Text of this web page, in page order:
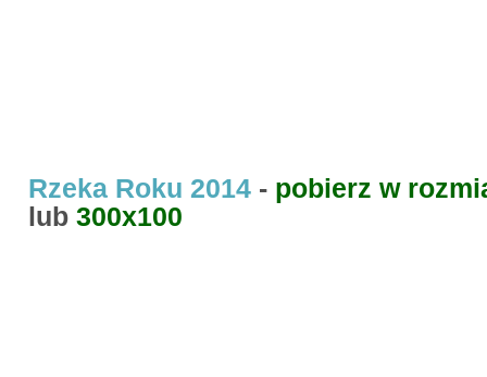
Rzeka Roku 2014 - pobierz w
lub 300x100